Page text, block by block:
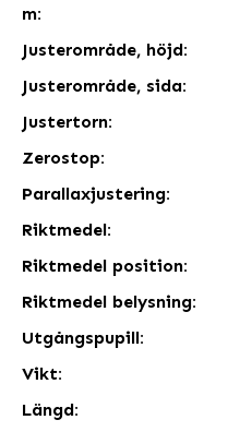
m:
Justerområde, höjd:
Justerområde, sida:
Justertorn:
Zerostop:
Parallaxjustering:
Riktmedel:
Riktmedel position:
Riktmedel belysning:
Utgångspupill:
Vikt:
Längd: